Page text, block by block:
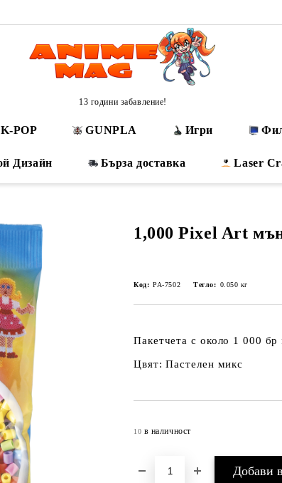
13 години забавление!
K-POP GUNPLA Игри
Дизайн Бърза доставка Laser
1,000 Pixel Art
Код: PA-7502 Тегло: 0.050 кг
Пакетчета с около 1 000
Цвят: Пастелен микс
10 в наличност